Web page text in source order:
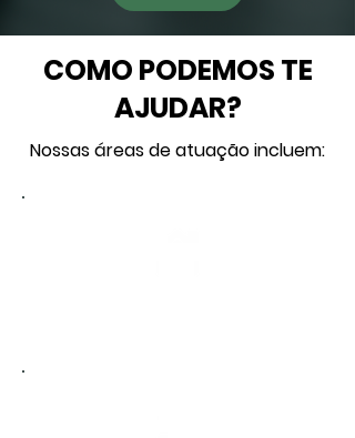
COMO PODEMOS TE
AJUDAR?
Nossas áreas de atuação incluem: